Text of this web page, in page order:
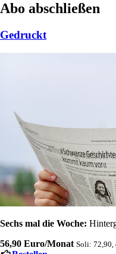
Abo abschließen
Gedruckt
Sechs mal die Woche:
56,90 Euro/Monat Soli: 72,90,